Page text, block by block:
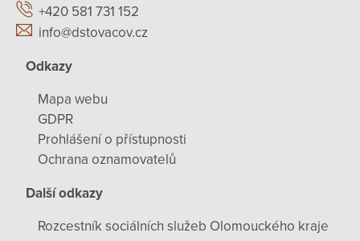
+420 581 731 152
info@dstovacov.cz
Odkazy
Mapa webu
GDPR
Prohlášení o přístupnosti
Ochrana oznamovatelů
Další odkazy
Rozcestník sociálních služeb Olomouckého kraje